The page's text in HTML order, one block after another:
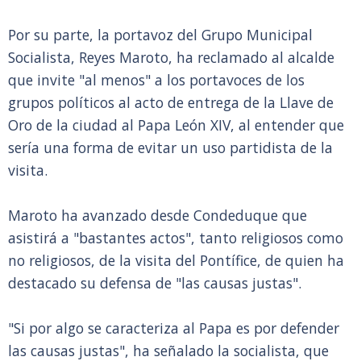
Por su parte, la portavoz del Grupo Municipal
Socialista, Reyes Maroto, ha reclamado al alcalde
que invite "al menos" a los portavoces de los
grupos políticos al acto de entrega de la Llave de
Oro de la ciudad al Papa León XIV, al entender que
sería una forma de evitar un uso partidista de la
visita.
Maroto ha avanzado desde Condeduque que
asistirá a "bastantes actos", tanto religiosos como
no religiosos, de la visita del Pontífice, de quien ha
destacado su defensa de "las causas justas".
"Si por algo se caracteriza al Papa es por defender
las causas justas", ha señalado la socialista, que